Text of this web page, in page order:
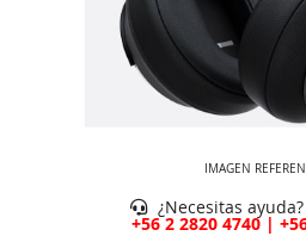
IMAGEN
¿Necesitas
+56 2 2820 4740 |